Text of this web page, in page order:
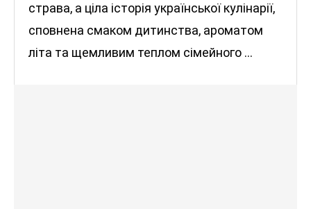
страва, а ціла історія української кулінарії,
сповнена смаком дитинства, ароматом
літа та щемливим теплом сімейного …